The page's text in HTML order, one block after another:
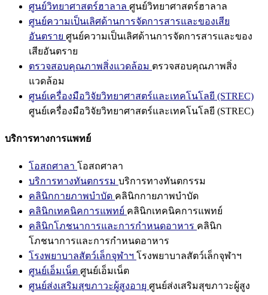
ศูนย์วิทยาศาสตร์ฮาลาล ศูนย์วิทยาศาสตร์ฮาลาล
ศูนย์ความเป็นเลิศด้านการจัดการสารและของเสีย
อันตราย ศูนย์ความเป็นเลิศด้านการจัดการสารและของ
เสียอันตราย
ตรวจสอบคุณภาพสิ่งแวดล้อม ตรวจสอบคุณภาพสิ่ง
แวดล้อม
ศูนย์เครื่องมือวิจัยวิทยาศาสตร์และเทคโนโลยี (STREC)
ศูนย์เครื่องมือวิจัยวิทยาศาสตร์และเทคโนโลยี (STREC)
บริการทางการแพทย์
โอสถศาลา โอสถศาลา
บริการทางทันตกรรม บริการทางทันตกรรม
คลินิกกายภาพบำบัด คลินิกกายภาพบำบัด
คลินิกเทคนิคการแพทย์ คลินิกเทคนิคการแพทย์
คลินิกโภชนาการและการกำหนดอาหาร คลินิก
โภชนาการและการกำหนดอาหาร
โรงพยาบาลสัตว์เล็กจุฬาฯ โรงพยาบาลสัตว์เล็กจุฬาฯ
ศูนย์เอ็มเน็ต ศูนย์เอ็มเน็ต
ศูนย์ส่งเสริมสุขภาวะผู้สูงอายุ ศูนย์ส่งเสริมสุขภาวะผู้สูง